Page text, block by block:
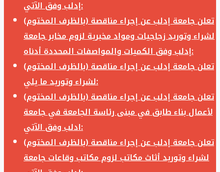
إدلب وفق الآتي:
تعلن جامعة إدلب عن إجراء مناقصة (بالظرف المختوم)
لشراء وتوريد زجاجيات ومواد مخبرية لزوم مخابر جامعة
إدلب وفق الكميات والمواصفات المحددة أدناه:
تعلن جامعة إدلب عن إجراء مناقصة (بالظرف المختوم)
لشراء وتوريد ما يلي:
تعلن جامعة إدلب عن إجراء مناقصة (بالظرف المختوم)
لأعمال بناء طابق في مبنى رئاسة الجامعة في جامعة
ادلب وفق الآتي:
تعلن جامعة إدلب عن إجراء مناقصة (بالظرف المختوم)
لشراء وتوريد أثاث مكاتب لزوم مكاتب وقاعات جامعة